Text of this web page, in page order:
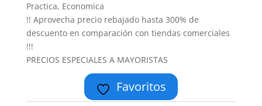
Practica, Economica
!! Aprovecha precio rebajado hasta 300% de
descuento en comparación con tiendas comerciales
!!!
PRECIOS ESPECIALES A MAYORISTAS
Favoritos